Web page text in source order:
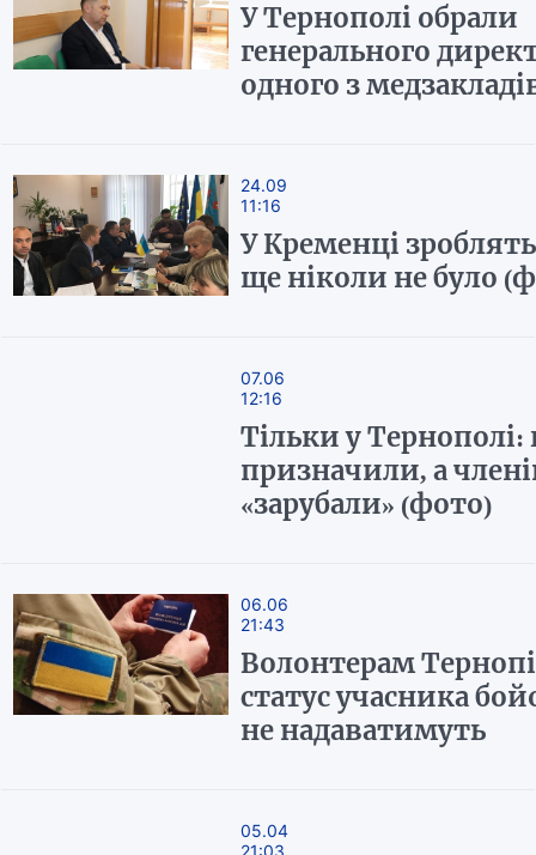
У Тернополі обрали
генерального
одного з
24.09
11:16
У Кременці
ще ніколи не було
07.06
12:16
Тільки у Тернополі:
призначили, а
«зарубали» (фото)
06.06
21:43
Волонтерам
статус учасника
не надаватимуть
05.04
21:03